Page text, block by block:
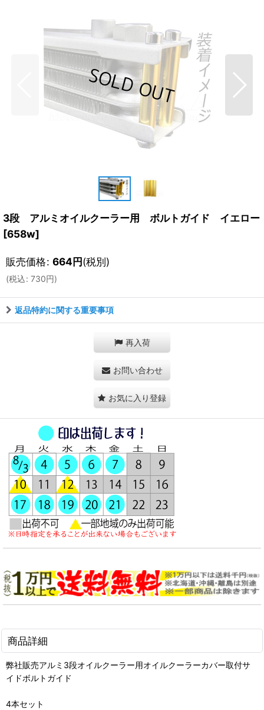
3段 アルミオイルクーラー用 ボルトガイド イエロー
[658w]
販売価格: 664円(税別)
(税込: 730円)
返品特約に関する重要事項
再入荷
お問い合わせ
お気に入り登録
商品詳細
弊社販売アルミ3段オイルクーラー用オイルクーラーカバー取付サ
イドボルトガイド
4本セット